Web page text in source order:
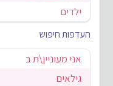
ילדים
העדפות חיפוש
אני מעוניין\ת ב
גילאים